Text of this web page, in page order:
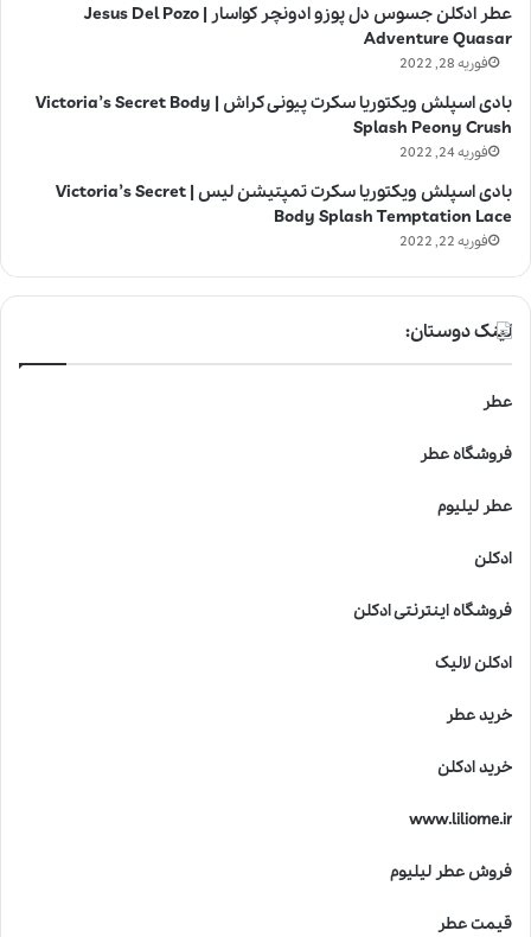
عطر ادکلن جسوس دل پوزو ادونچر کواسار | Jesus Del Pozo
Adventure Quasar
فوریه 28, 2022
بادی اسپلش ویکتوریا سکرت پیونی کراش | Victoria’s Secret Body
Splash Peony Crush
فوریه 24, 2022
بادی اسپلش ویکتوریا سکرت تمپتیشن لیس | Victoria’s Secret
Body Splash Temptation Lace
فوریه 22, 2022
لینک دوستان:
عطر
فروشگاه عطر
عطر لیلیوم
ادکلن
فروشگاه اینترنتی ادکلن
ادکلن لالیک
خرید عطر
خرید ادکلن
www.liliome.ir
فروش عطر لیلیوم
قیمت عطر